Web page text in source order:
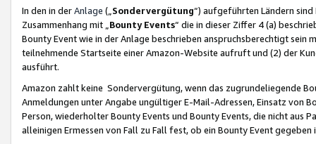
In den in derAnlage („ Sondervergütung“) aufgeführten Ländern
Zusammenhang mit „ Bounty Events“ die in dieser Ziffer 4 (a)
Bounty Event wie in der Anlage beschrieben anspruchsberechtigt sein
teilnehmende Startseite einer Amazon-Website aufruft und (2) der
ausführt.
Amazon zahlt keine Sondervergütung, wenn das zugrundeliegende
Anmeldungen unter Angabe ungültiger E-Mail-Adressen, Einsatz von
Person, wiederholter Bounty Events und Bounty Events, die nicht
alleinigen Ermessen von Fall zu Fall fest, ob ein Bounty Event